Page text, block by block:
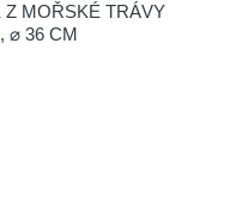
Z MOŘSKÉ TRÁVY
⌀ 36 CM